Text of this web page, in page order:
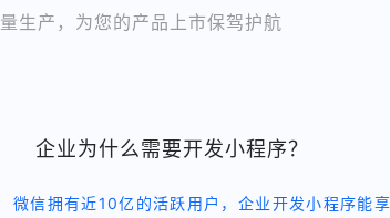
生产，为您的产品上市保驾护航
企业为什么需要开发小程序？
微信拥有近10亿的活跃用户，企业开发小程序能